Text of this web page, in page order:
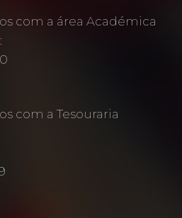
com a área Académica
com a Tesouraria